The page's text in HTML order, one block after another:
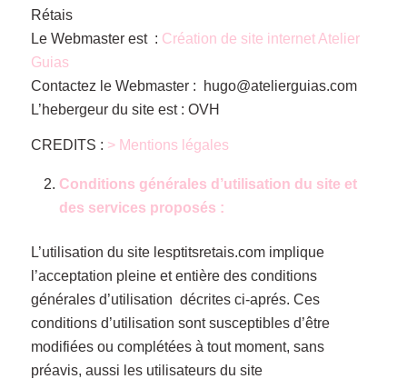
Rétais
Le Webmaster est : Création de site internet Atelier
Guias
Contactez le Webmaster : hugo@atelierguias.com
L’hebergeur du site est : OVH
CREDITS : > Mentions légales
Conditions générales d’utilisation du site et
des services proposés :
L’utilisation du site lesptitsretais.com implique
l’acceptation pleine et entière des conditions
générales d’utilisation décrites ci-aprés. Ces
conditions d’utilisation sont susceptibles d’être
modifiées ou complétées à tout moment, sans
préavis, aussi les utilisateurs du site